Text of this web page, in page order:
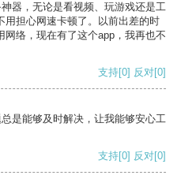
器，无论是看视频、玩游戏还是工
用担心网速卡顿了。以前出差的时
络，现在有了这个app，我再也不
支持[0] 反对[0]
是能够及时解决，让我能够安心工
支持[0] 反对[0]